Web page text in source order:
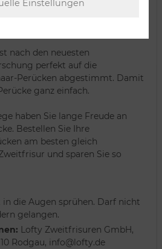
nach den neuesten
perfekt auf die
Perücken abgestimmt. Damit
ganz einfach.
haben Sie lange Freude an
Bestellen Sie Ihre
am besten gleich
und sparen Sie so
in die Augen sprühen. Darf nicht
gelangen.
Lofty Zweitfrisuren GmbH,
Rodgau, info@lofty.de